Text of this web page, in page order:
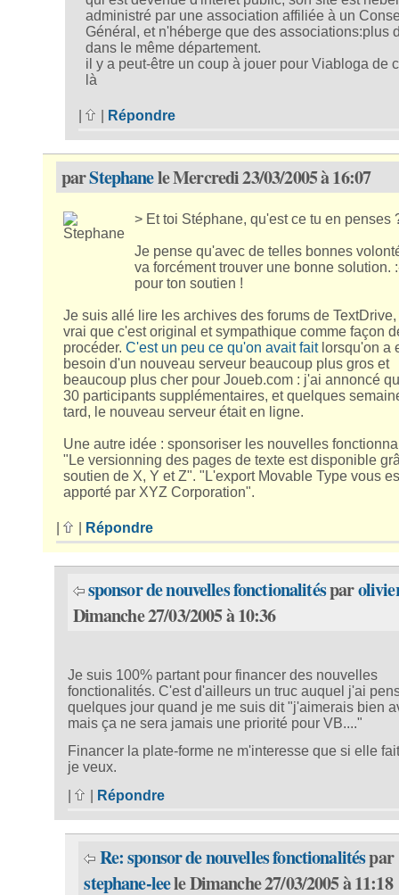
administré par une association affiliée à un
Général, et n'héberge que des associations:plus
dans le même département.
il y a peut-être un coup à jouer pour Viabloga de
là
| Répondre
parStephanele Mercredi 23/03/2005 à 16:07
> Et toi Stéphane, qu'est ce tu en penses
Je pense qu'avec de telles bonnes
va forcément trouver une bonne solution.
pour ton soutien !
Je suis allé lire les archives des forums de TextDrive,
vrai que c'est original et sympathique comme façon
procéder. C'est un peu ce qu'on avait faitlorsqu'on a
besoin d'un nouveau serveur beaucoup plus gros et
beaucoup plus cher pour Joueb.com : j'ai annoncé
30 participants supplémentaires, et quelques
tard, le nouveau serveur était en ligne.
Une autre idée : sponsoriser les nouvelles
"Le versionning des pages de texte est disponible
soutien de X, Y et Z". "L'export Movable Type vous
apporté par XYZ Corporation".
Répondre
sponsor de nouvelles fonctionalitéspar
Dimanche 27/03/2005 à 10:36
Je suis 100% partant pour financer des nouvelles
fonctionalités. C'est d'ailleurs un truc auquel j'ai
quelques jour quand je me suis dit "j'aimerais bien
mais ça ne sera jamais une priorité pour VB...."
Financer la plate-forme ne m'interesse que si elle
je veux.
Répondre
Re: sponsor de nouvelles fonctionalitéspar
stephane-leele Dimanche 27/03/2005 à 11:18